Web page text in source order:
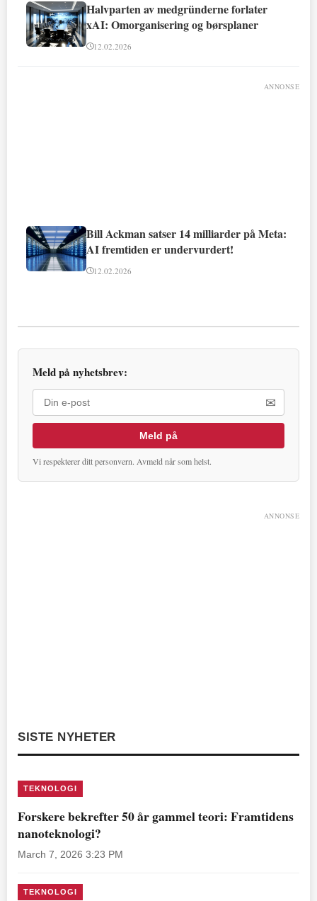
Halvparten av medgründerne forlater
xAI: Omorganisering og børsplaner
12.02.2026
ANNONSE
Bill Ackman satser 14 milliarder på Meta:
AI fremtiden er undervurdert!
12.02.2026
Meld på nyhetsbrev:
✉
Meld på
Vi respekterer ditt personvern. Avmeld når som helst.
ANNONSE
SISTE NYHETER
TEKNOLOGI
Forskere bekrefter 50 år gammel teori: Framtidens
nanoteknologi?
March 7, 2026 3:23 PM
TEKNOLOGI